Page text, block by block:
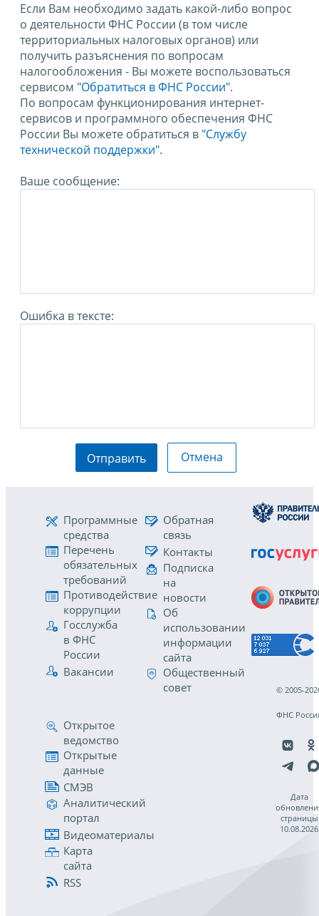
Если Вам необходимо задать какой-либо вопрос
о деятельности ФНС России (в том числе
территориальных налоговых органов) или
получить разъяснения по вопросам
налогообложения - Вы можете воспользоваться
сервисом "Обратиться в ФНС России".
По вопросам функционирования интернет-
сервисов и программного обеспечения ФНС
России Вы можете обратиться в "Службу
технической поддержки".
Ваше сообщение:
Ошибка в тексте:
Отправить Отмена
Программные
средства
Перечень
обязательных
требований
Противодействие
коррупции
Госслужба
в ФНС
России
Вакансии
Обратная
связь
Контакты
Подписка
на
новости
Об
использовании
информации
сайта
Общественный
совет
Открытое
ведомство
Открытые
данные
СМЭВ
Аналитический
портал
Видеоматериалы
Карта
сайта
RSS
© 2005-
ФНС
Дата
страницы
10.08.2026